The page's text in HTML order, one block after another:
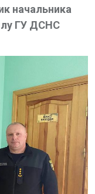
начальника
ГУ ДСНС